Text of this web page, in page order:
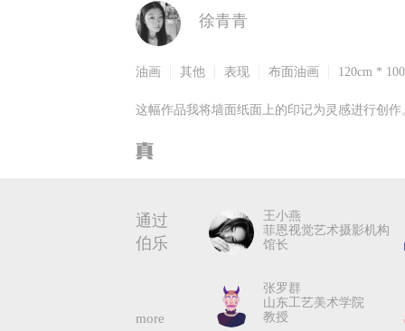
徐青青
油画 其他 表现 布面油画 120cm *
这幅作品我将墙面纸面上的印记为灵感进行创作
通过
伯乐
more
王小燕
菲恩视觉艺术摄影机构
馆长
张罗群
山东工艺美术学院
教授